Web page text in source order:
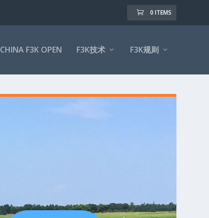
0 ITEMS
CHINA F3K OPEN F3K技术 F3K规则